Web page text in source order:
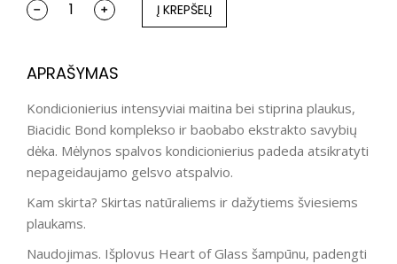
Į KREPŠELĮ
APRAŠYMAS
Kondicionierius intensyviai maitina bei stiprina plaukus,
Biacidic Bond komplekso ir baobabo ekstrakto savybių
dėka. Mėlynos spalvos kondicionierius padeda atsikratyti
nepageidaujamo gelsvo atspalvio.
Kam skirta? Skirtas natūraliems ir dažytiems šviesiems
plaukams.
Naudojimas. Išplovus Heart of Glass šampūnu, padengti